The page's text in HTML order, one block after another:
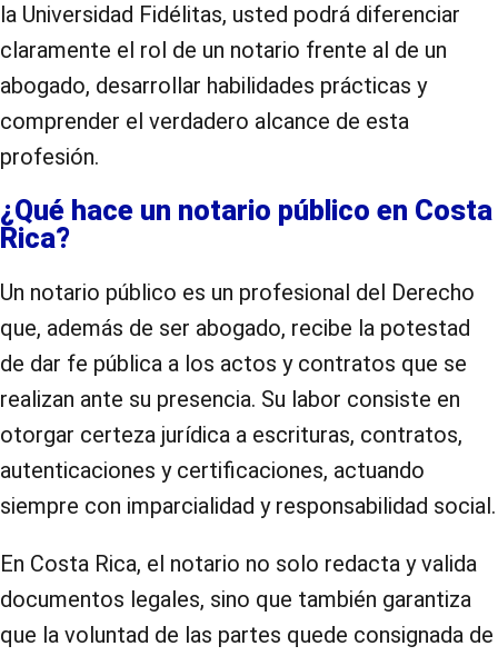
la Universidad Fidélitas, usted podrá diferenciar
claramente el rol de un notario frente al de un
abogado, desarrollar habilidades prácticas y
comprender el verdadero alcance de esta
profesión.
¿Qué hace un notario público en Costa
Rica?
Un notario público es un profesional del Derecho
que, además de ser abogado, recibe la potestad
de dar fe pública a los actos y contratos que se
realizan ante su presencia. Su labor consiste en
otorgar certeza jurídica a escrituras, contratos,
autenticaciones y certificaciones, actuando
siempre con imparcialidad y responsabilidad social.
En Costa Rica, el notario no solo redacta y valida
documentos legales, sino que también garantiza
que la voluntad de las partes quede consignada de